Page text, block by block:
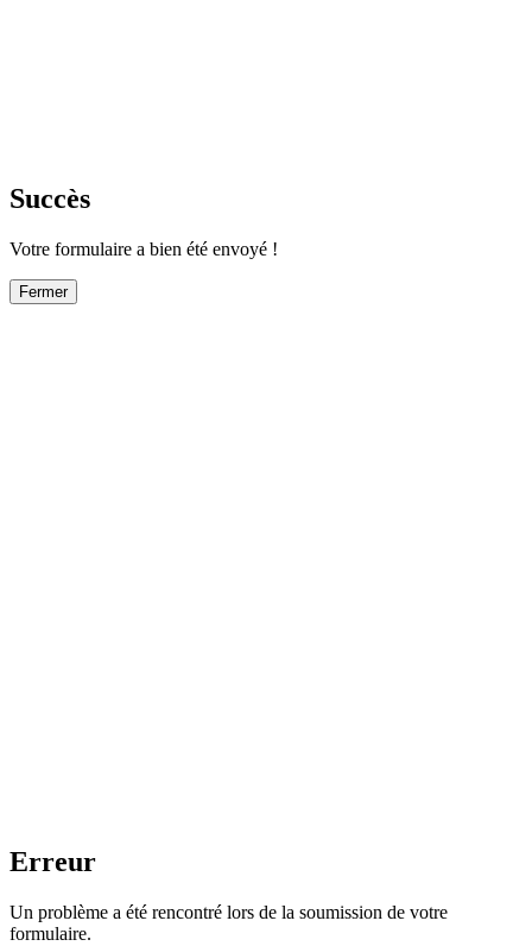
Succès
Votre formulaire a bien été envoyé !
Fermer
Erreur
Un problème a été rencontré lors de la soumission de votre
formulaire.